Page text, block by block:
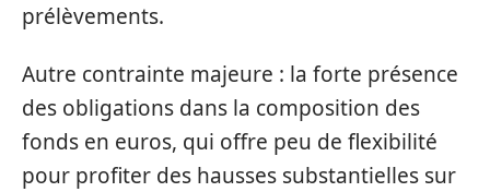
prélèvements.
Autre contrainte majeure : la forte présence
des obligations dans la composition des
fonds en euros, qui offre peu de flexibilité
pour profiter des hausses substantielles sur